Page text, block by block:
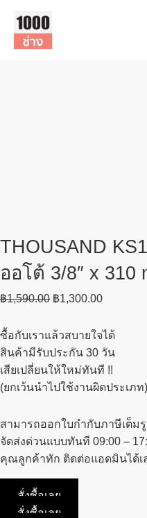
content
Sale!
THOUSAND
ออโต้ 3/8″ x 310
฿1,590.00 ฿1,300.00
ซื้อกับเราแล้วสบายใจได้
สินค้ามีรับประกัน 30 วัน
เสียเปลี่ยนให้ใหม่ทันที !!
(ยกเว้นนำไปใช้งานผิดประเภท)
สามารถออกใบกำกับภาษีเต็ม
จัดส่งด่วนแบบทันที 09:00 –
คุณลูกค้าทัก ติดต่อแอดมินได้เ
สั่งซื้อเลย
สั่งซื้อเลย
Sale!
Sale!price
was: